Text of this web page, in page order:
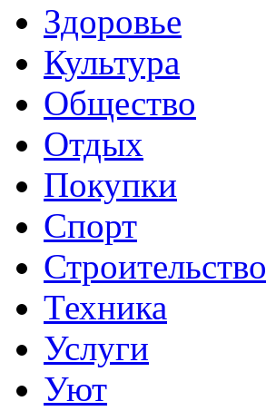
Здоровье
Культура
Общество
Отдых
Покупки
Спорт
Строительство
Техника
Услуги
Уют